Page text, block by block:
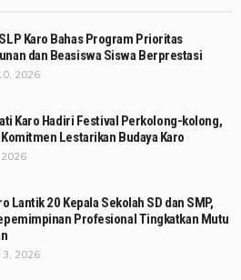
Karo Bahas Program Prioritas
dan Beasiswa Siswa Berprestasi
2026
Karo Hadiri Festival Perkolong-kolong,
Lestarikan Budaya Karo
2026
Lantik 20 Kepala Sekolah SD dan SMP,
Profesional Tingkatkan Mutu
2026